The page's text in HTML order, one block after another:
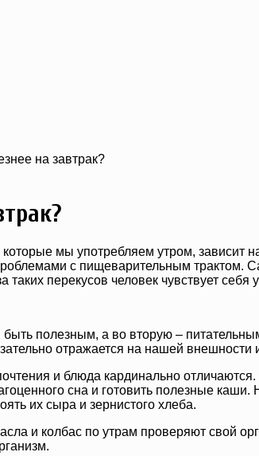
на завтрак?
которые мы употребляем утром,
с пищеварительным трактом.
таких перекусов человек чувствует
быть полезным, а во вторую –
отражается на нашей внешности
и блюда кардинально
сна и готовить полезные
их сыра и зернистого хлеба.
и колбас по утрам проверяют свой